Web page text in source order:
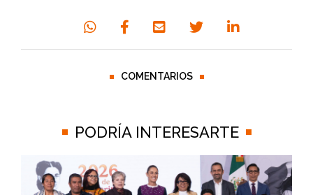
COMENTARIOS
PODRÍA INTERESARTE